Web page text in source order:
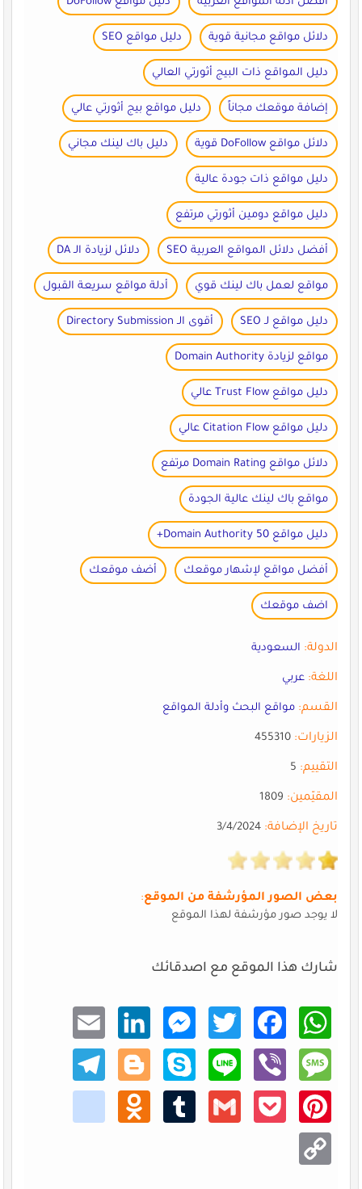
دلائل مواقع مجانية قوية دليل مواقع SEO
دليل المواقع ذات البيج أثورتي العالي
إضافة موقعك مجاناً دليل مواقع بيج أثورتي عالي
دلائل مواقع DoFollow قوية دليل باك لينك مجاني
دليل مواقع ذات جودة عالية
دليل مواقع دومين أثورتي مرتفع
أفضل دلائل المواقع العربية SEO دلائل لزيادة الـ DA
مواقع لعمل باك لينك قوي أدلة مواقع سريعة القبول
دليل مواقع لـ SEO أقوى الـ Directory Submission
مواقع لزيادة Domain Authority
دليل مواقع Trust Flow عالي
دليل مواقع Citation Flow عالي
دلائل مواقع Domain Rating مرتفع
مواقع باك لينك عالية الجودة
دليل مواقع Domain Authority 50+
أفضل مواقع لإشهار موقعك أضف موقعك
اضف موقعك
الدولة: السعودية
اللغة: عربي
القسم: مواقع البحث وأدلة المواقع
الزيارات:455310
التقييم:5
المقيّمين:1809
تاريخ الإضافة:3/4/2024
بعض الصور المؤرشفة من الموقع:
لا يوجد صور مؤرشفة لهذا الموقع
شارك هذا الموقع مع اصدقائك
What
sApp
Faceb
ook
Twitt
er
Mess
enger
Linke
dIn
Email
Mess
age
Viber
Line
Skype
Blogg
er
Teleg
ram
Pinte
rest
Pocke
Gmail
Tumb
Odno
klass
niki
Copy
Link